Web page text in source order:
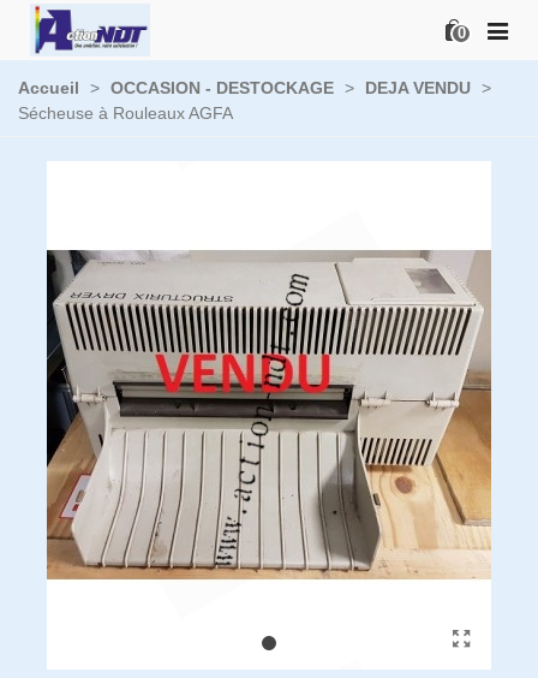
0
Accueil > OCCASION - DESTOCKAGE > DEJA VENDU >
Sécheuse à Rouleaux AGFA